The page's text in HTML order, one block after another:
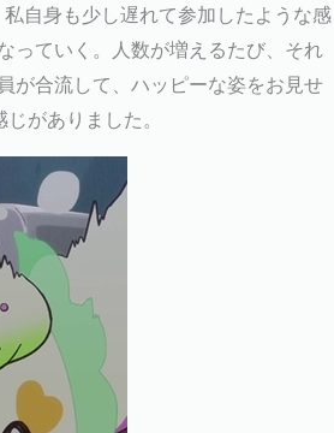
自身も少し遅れて参加したような感
っていく。人数が増えるたび、それ
が合流して、ハッピーな姿をお見せ
がありました。